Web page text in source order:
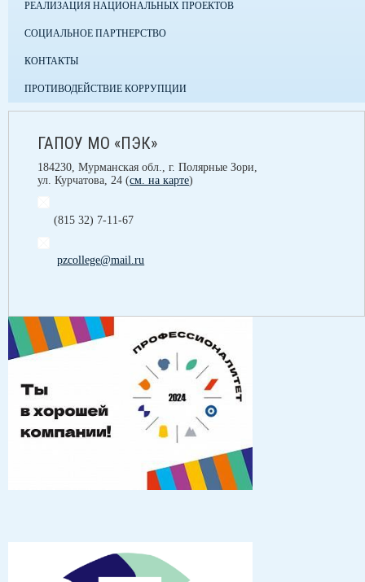
РЕАЛИЗАЦИЯ НАЦИОНАЛЬНЫХ ПРОЕКТОВ
СОЦИАЛЬНОЕ ПАРТНЕРСТВО
КОНТАКТЫ
ПРОТИВОДЕЙСТВИЕ КОРРУПЦИИ
ГАПОУ МО «ПЭК»
184230, Мурманская обл., г. Полярные Зори,
ул. Курчатова, 24 (см. на карте)
(815 32) 7-11-67
pzcollege@mail.ru